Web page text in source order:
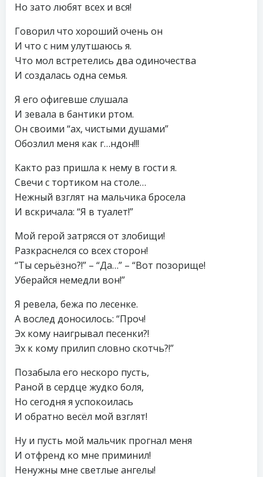
Но зато любят всех и вся!
Говорил что хороший очень он
И что с ним улутшаюсь я.
Что мол встретелись два одиночества
И создалась одна семья.
Я его офигевше слушала
И зевала в бантики ртом.
Он своими “ах, чистыми душами”
Обозлил меня как г…ндон!!!
Както раз пришла к нему в гости я.
Свечи с тортиком на столе…
Нежный взглят на мальчика бросела
И вскричала: “Я в туалет!”
Мой герой затрясся от злобищи!
Разкраснелся со всех сторон!
“Ты серьёзно?!” – “Да…” – “Вот позорище!
Уберайся немедли вон!”
Я ревела, бежа по лесенке.
А вослед доносилось: “Проч!
Эх кому наигрывал песенки?!
Эх к кому прилип словно скотчь?!”
Позабыла его нескоро пусть,
Раной в сердце жудко боля,
Но сегодня я успокоилась
И обратно весёл мой взглят!
Ну и пусть мой мальчик прогнал меня
И отфренд ко мне приминил!
Ненужны мне светлые ангелы!